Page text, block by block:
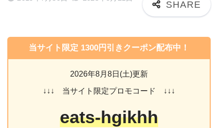
当サイト限定 1300円引きクーポン配布中！
2026年8月8日(土)更新
↓↓↓ 当サイト限定プロモコード ↓↓↓
eats-hgikhh